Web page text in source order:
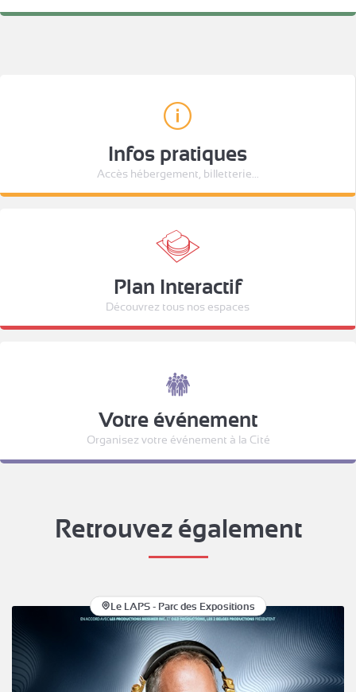
Infos pratiques
Accès hébergement, billetterie...
Plan Interactif
Découvrez tous nos espaces
Votre événement
Organisez votre événement à la Cité
Retrouvez également
Le LAPS - Parc des Expositions